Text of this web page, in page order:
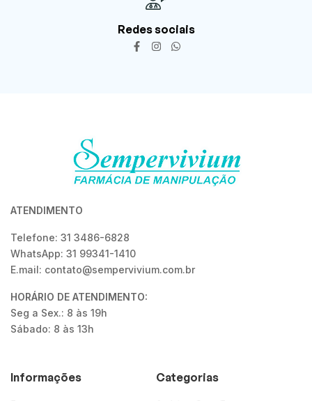
Redes sociais
ATENDIMENTO
Telefone: 31 3486-6828
WhatsApp: 31 99341-1410
E.mail: contato@sempervivium.com.br
HORÁRIO DE ATENDIMENTO:
Seg a Sex.: 8 às 19h
Sábado: 8 às 13h
Informações Categorias